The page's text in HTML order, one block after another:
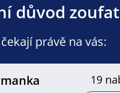
důvod
právě na vás:
19